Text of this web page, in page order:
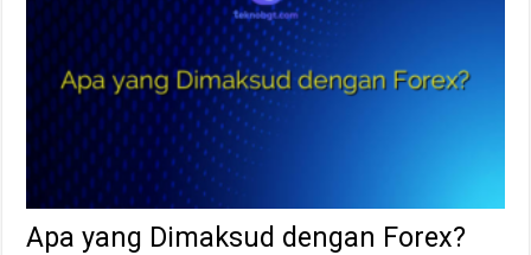
Apa yang Dimaksud dengan Forex?